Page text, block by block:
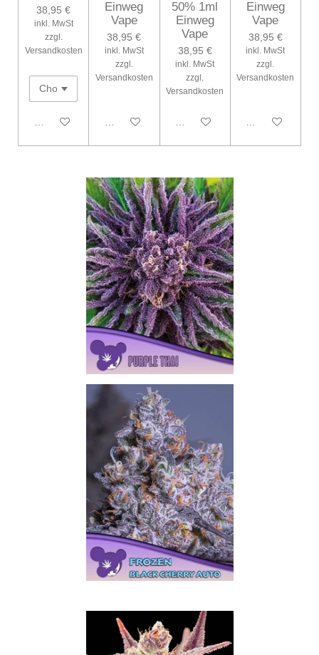
38,95 €
inkl. MwSt
zzgl.
Versandkosten
In den Warenkorb
Einweg
Vape
38,95 €
inkl. MwSt
zzgl.
Versandkosten
Bei Verfügbarkeit benachrichtigen
50% 1ml
Einweg
Vape
38,95 €
inkl. MwSt
zzgl.
Versandkosten
Bei Verfügbarkeit
Einweg
Vape
38,95 €
inkl. MwSt
zzgl.
Versandkosten
Bei